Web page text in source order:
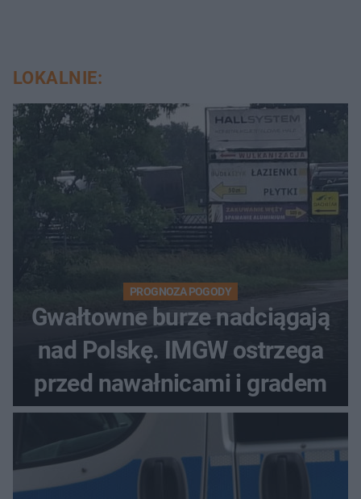
LOKALNIE:
PROGNOZA POGODY
Gwałtowne burze nadciągają
nad Polskę. IMGW ostrzega
przed nawałnicami i gradem